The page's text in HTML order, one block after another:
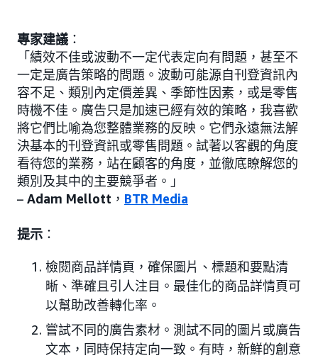
專家建議 ：
「績效不佳或波動不一定代表定向有問題，甚至不
一定是廣告策略的問題。波動可能源自刊登資訊內
容不足、類別內定價差異、季節性因素，或是零售
時機不佳。廣告只是加速已經有效的策略，我喜歡
將它們比喻為您整體業務的反映。它們永遠無法解
決基本的刊登資訊或零售問題。試著以客觀的角度
看待您的業務，站在顧客的角度，並徹底瞭解您的
類別及其中的主要競爭者。」
– Adam Mellott ， BTR Media
提示 ：
檢閱商品詳情頁，確保圖片、標題和要點清
晰、準確且引人注目。最佳化的商品詳情頁可
以幫助改善轉化率。
嘗試不同的廣告素材。測試不同的圖片或廣告
文本，同時保持定向一致。有時，新鮮的創意